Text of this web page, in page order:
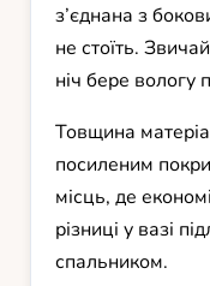
з’єднана з
не стоїть.
ніч бере вологу
Товщина
посиленим
місць, де
різниці у вазі
спальником.